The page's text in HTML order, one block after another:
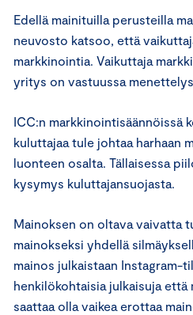
Edellä mainituilla perusteilla
neuvosto katsoo, että
markkinointia. Vaikuttaja
yritys on vastuussa
ICC:n markkinointisäännöissä
kuluttajaa tule johtaa harhaan
luonteen osalta. Tällaisessa
kysymys kuluttajansuojasta.
Mainoksen on oltava vaivatta
mainokseksi yhdellä
mainos julkaistaan Instagram-
henkilökohtaisia julkaisuja että
saattaa olla vaikea erottaa